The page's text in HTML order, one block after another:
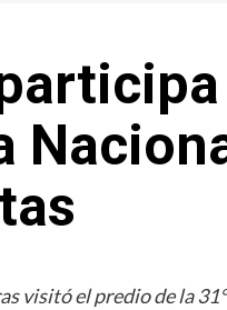
visitó el predio de la